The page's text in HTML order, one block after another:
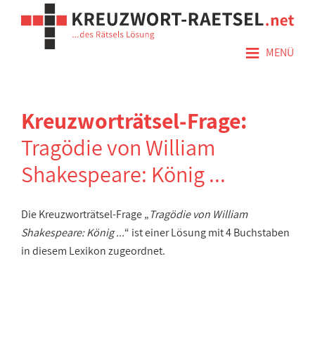
≡ MENÜ
Kreuzworträtsel-Frage:
Tragödie von William
Shakespeare: König ...
Die Kreuzworträtsel-Frage „Tragödie von William
Shakespeare: König ...“ ist einer Lösung mit 4 Buchstaben
in diesem Lexikon zugeordnet.